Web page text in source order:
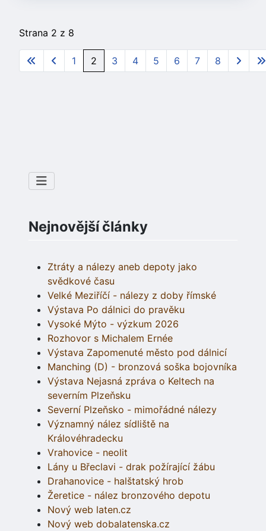
Strana 2 z 8
1 2 3 4 5 6 7 8
Nejnovější články
Ztráty a nálezy aneb depoty jako
svědkové času
Velké Meziříčí - nálezy z doby římské
Výstava Po dálnici do pravěku
Vysoké Mýto - výzkum 2026
Rozhovor s Michalem Ernée
Výstava Zapomenuté město pod dálnicí
Manching (D) - bronzová soška bojovníka
Výstava Nejasná zpráva o Keltech na
severním Plzeňsku
Severní Plzeňsko - mimořádné nálezy
Významný nález sídliště na
Královéhradecku
Vrahovice - neolit
Lány u Břeclavi - drak požírající žábu
Drahanovice - halštatský hrob
Žeretice - nález bronzového depotu
Nový web laten.cz
Nový web dobalatenska.cz